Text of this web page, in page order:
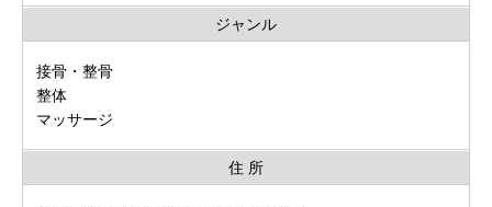
ジャンル
接骨・整骨
整体
マッサージ
住 所